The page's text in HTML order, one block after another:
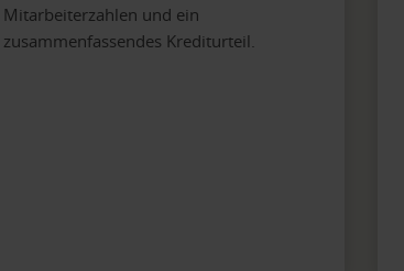
Mitarbeiterzahlen und ein
zusammenfassendes Krediturteil.